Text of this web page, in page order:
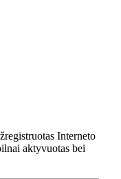
Interneto
aktyvuotas bei